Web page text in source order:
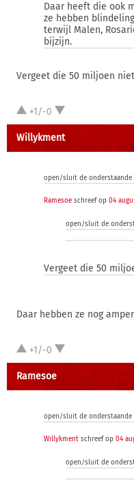
Daar heeft die ook
ze hebben
terwijl Malen,
bijzijn.
Vergeet die 50 miljoen
+1/-0
Willykment
open/sluit de onderstaande
Ramesoe schreef op 04
open/sluit de
Vergeet die 50
Daar hebben ze nog
+1/-0
Ramesoe
open/sluit de onderstaande
Willykment schreef op 04
open/sluit de